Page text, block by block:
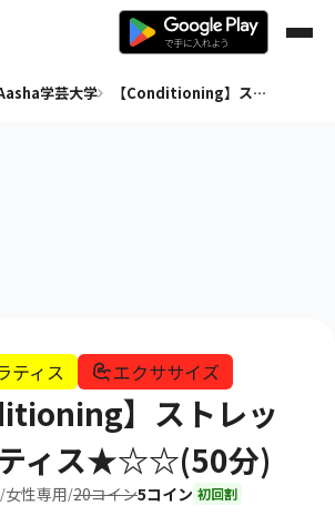
学芸大学 【Conditioning】ストレッチピラティス★☆☆(50分)
ティス エクササイズ
】ストレッ
ィス★☆☆(50分)
/女性専用/20コイン5コイン 初回割